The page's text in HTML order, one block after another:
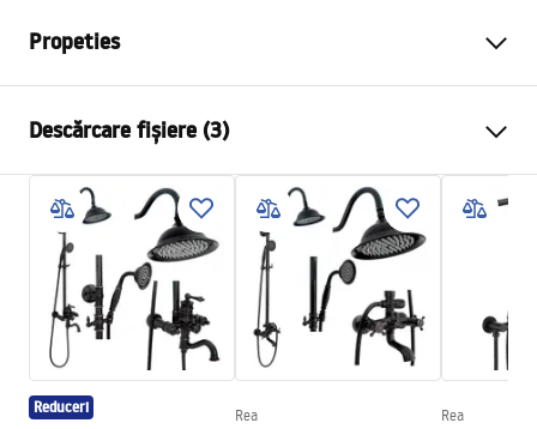
Propeties
Culoare
Tip cabina
De colt
Culoare sticla
bronz fumuriu 6mm
Tip de deschidere
Batanta pe ambele părți
Seria
Montaj
de cada sau de podea
Inaltime (mm)
Directie cabina
Descărcare fișiere (3)
shower manual
shower manual.pdf
Warunki bezpieczeństwa
WARUNKI BEZPIECZENSTWA KABINY DRZWI
PARAWANY.pdf
Reduceri Rea Rea